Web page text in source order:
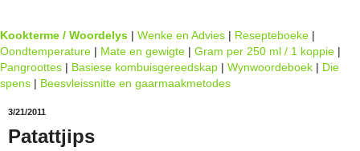
Kookterme / Woordelys | Wenke en Advies | Resepteboeke |
Oondtemperature | Mate en gewigte | Gram per 250 ml / 1 koppie |
Pangroottes | Basiese kombuisgereedskap | Wynwoordeboek | Die
spens | Beesvleissnitte en gaarmaakmetodes
3/21/2011
Patattjips